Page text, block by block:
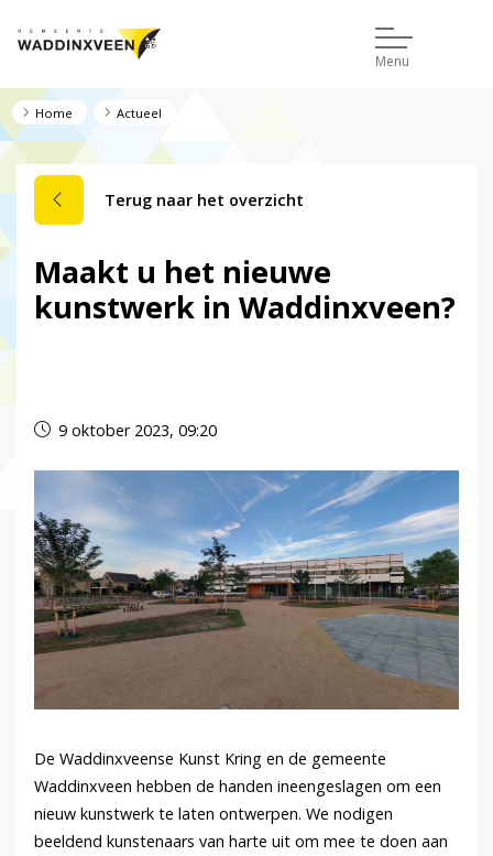
Menu
Home Actueel
Terug naar het overzicht
Maakt u het nieuwe
kunstwerk in Waddinxveen?
9 oktober 2023, 09:20
De Waddinxveense Kunst Kring en de gemeente
Waddinxveen hebben de handen ineengeslagen om een
nieuw kunstwerk te laten ontwerpen. We nodigen
beeldend kunstenaars van harte uit om mee te doen aan